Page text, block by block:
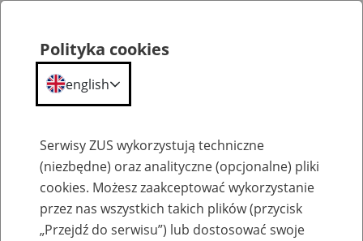
Komunikaty
Polityka cookies
english
Serwisy ZUS wykorzystują techniczne
(niezbędne) oraz analityczne (opcjonalne) pliki
cookies. Możesz zaakceptować wykorzystanie
przez nas wszystkich takich plików (przycisk
„Przejdź do serwisu”) lub dostosować swoje